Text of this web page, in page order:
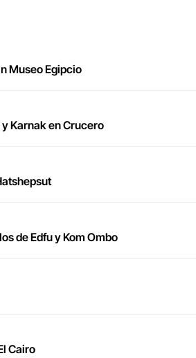
Museo Egipcio
Karnak en Crucero
de Edfu y Kom Ombo
Cairo